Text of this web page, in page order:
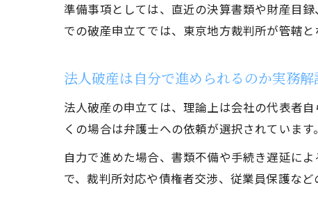
準備事項としては、直近の決算書類や財産目
での破産申立てでは、東京地方裁判所が管轄
法人破産は自分で進められるのか実務解
法人破産の申立ては、理論上は会社の代表者
くの場合は弁護士への依頼が選択されていま
自力で進めた場合、書類不備や手続き遅延に
で、裁判所対応や債権者交渉、従業員保護な